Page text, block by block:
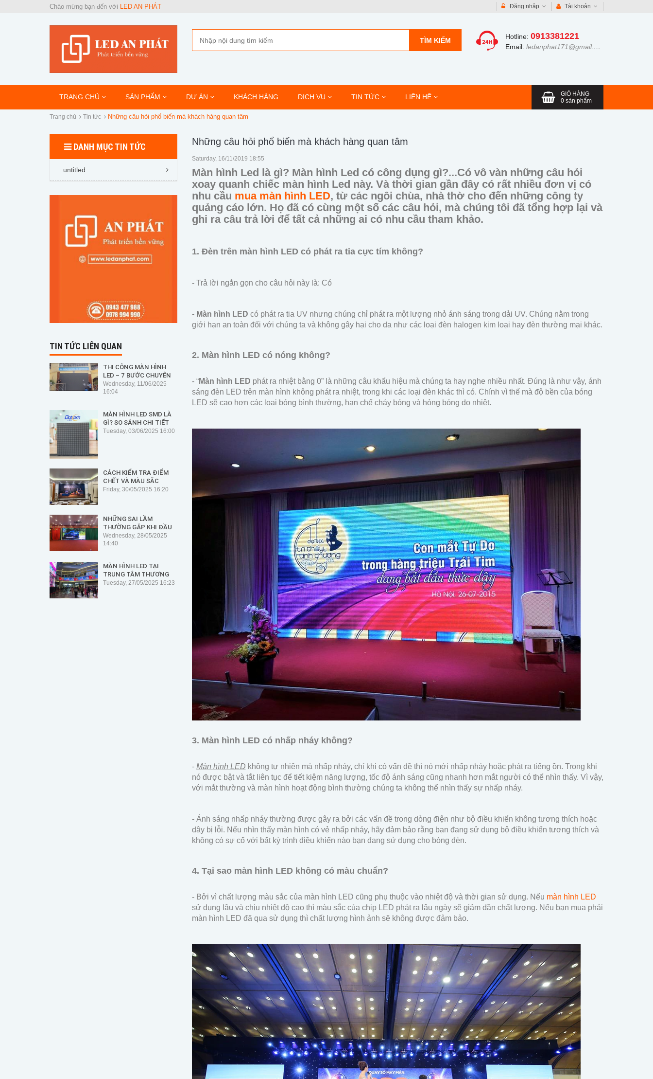
Chào mừng bạn đến với LED AN PHÁT Đăng nhập Tài khoản
Hotline: 0913381221
Email: ledanphat171@gmail.com
TÌM KIẾM
TRANG CHỦ SẢN PHẨM DỰ ÁN KHÁCH HÀNG DỊCH VỤ TIN TỨC LIÊN HỆ
GIỎ HÀNG
0 sản phẩm
Trang chủ Tin tức Những câu hỏi phổ biến mà khách hàng quan tâm
DANH MỤC TIN TỨC
untitled
TIN TỨC LIÊN QUAN
THI CÔNG MÀN HÌNH
LED – 7 BƯỚC CHUYÊN
NGHIỆP ĐỂ ĐẢM BẢO
AN TOÀN, HIỆU SUẤT VÀ
Wednesday, 11/06/2025
16:04
MÀN HÌNH LED SMD LÀ
GÌ? SO SÁNH CHI TIẾT
VỚI CÁC LOẠI LED KHÁC
Tuesday, 03/06/2025 16:00
CÁCH KIỂM TRA ĐIỂM
CHẾT VÀ MÀU SẮC
KHÔNG ĐỒNG ĐỀU TRÊN
Friday, 30/05/2025 16:20
NHỮNG SAI LẦM
THƯỜNG GẶP KHI ĐẦU
TƯ MÀN HÌNH LED – VÀ
CÁCH KHẮC PHỤC
Wednesday, 28/05/2025
14:40
MÀN HÌNH LED TẠI
TRUNG TÂM THƯƠNG
MẠI, SIÊU THỊ: GIẢI
Tuesday, 27/05/2025 16:23
Những câu hỏi phổ biến mà khách hàng quan tâm
Saturday, 16/11/2019 18:55
Màn hình Led là gì? Màn hình Led có công dụng gì?...Có vô vàn những câu hỏi
xoay quanh chiếc màn hình Led này. Và thời gian gần đây có rất nhiều đơn vị có
nhu cầu mua màn hình LED, từ các ngôi chùa, nhà thờ cho đến những công ty
quảng cáo lớn. Họ đã có cùng một số các câu hỏi, mà chúng tôi đã tổng hợp lại và
ghi ra câu trả lời để tất cả những ai có nhu cầu tham khảo.
1. Đèn trên màn hình LED có phát ra tia cực tím không?
- Trả lời ngắn gọn cho câu hỏi này là: Có
- Màn hình LED có phát ra tia UV nhưng chúng chỉ phát ra một lượng nhỏ ánh sáng trong dải UV. Chúng nằm trong
giới hạn an toàn đối với chúng ta và không gây hại cho da như các loại đèn halogen kim loại hay đèn thường mại khác.
2. Màn hình LED có nóng không?
- “Màn hình LED phát ra nhiệt bằng 0” là những câu khẩu hiệu mà chúng ta hay nghe nhiều nhất. Đúng là như vậy, ánh
sáng đèn LED trên màn hình không phát ra nhiệt, trong khi các loại đèn khác thì có. Chính vì thế mà độ bền của bóng
LED sẽ cao hơn các loại bóng bình thường, hạn chế cháy bóng và hỏng bóng do nhiệt.
3. Màn hình LED có nhấp nháy không?
- Màn hình LED không tự nhiên mà nhấp nháy, chỉ khi có vấn đề thì nó mới nhấp nháy hoặc phát ra tiếng ồn. Trong khi
nó được bật và tắt liên tục để tiết kiệm năng lượng, tốc độ ánh sáng cũng nhanh hơn mắt người có thể nhìn thấy. Vì vậy,
với mắt thường và màn hình hoạt động bình thường chúng ta không thể nhìn thấy sự nhấp nháy.
- Ánh sáng nhấp nháy thường được gây ra bởi các vấn đề trong dòng điện như bộ điều khiển không tương thích hoặc
dây bị lỗi. Nếu nhìn thấy màn hình có vẻ nhấp nháy, hãy đảm bảo rằng bạn đang sử dụng bộ điều khiển tương thích và
không có sự cố với bất kỳ trình điều khiển nào bạn đang sử dụng cho bóng đèn.
4. Tại sao màn hình LED không có màu chuẩn?
- Bởi vì chất lượng màu sắc của màn hình LED cũng phụ thuộc vào nhiệt độ và thời gian sử dụng. Nếu màn hình LED
sử dụng lâu và chịu nhiệt độ cao thì màu sắc của chip LED phát ra lâu ngày sẽ giảm dần chất lượng. Nếu bạn mua phải
màn hình LED đã qua sử dụng thì chất lượng hình ảnh sẽ không được đảm bảo.